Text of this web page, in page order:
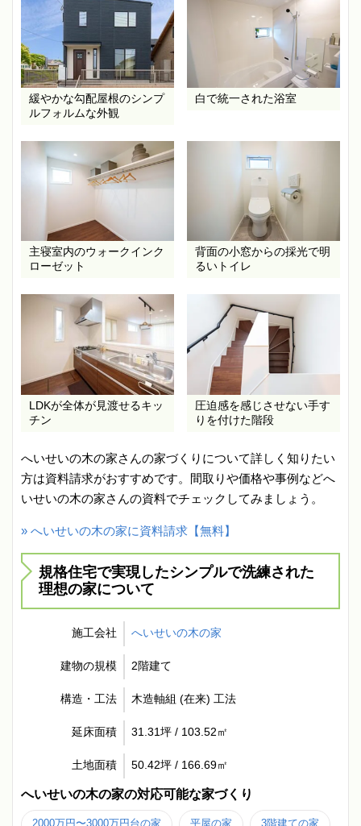
緩やかな勾配屋根のシンプ
ルフォルムな外観
白で統一された浴室
主寝室内のウォークインク
ローゼット
背面の小窓からの採光で明
るいトイレ
LDKが全体が見渡せるキッ
チン
圧迫感を感じさせない手す
りを付けた階段
へいせいの木の家さんの家づくりについて詳しく知りたい
方は資料請求がおすすめです。間取りや価格や事例などへ
いせいの木の家さんの資料でチェックしてみましょう。
» へいせいの木の家に資料請求【無料】
規格住宅で実現したシンプルで洗練された
理想の家について
施工会社 へいせいの木の家
建物の規模 2階建て
構造・工法 木造軸組 (在来) 工法
延床面積 31.31坪 / 103.52㎡
土地面積 50.42坪 / 166.69㎡
へいせいの木の家の対応可能な家づくり
2000万円〜3000万円台の家 平屋の家 3階建ての家